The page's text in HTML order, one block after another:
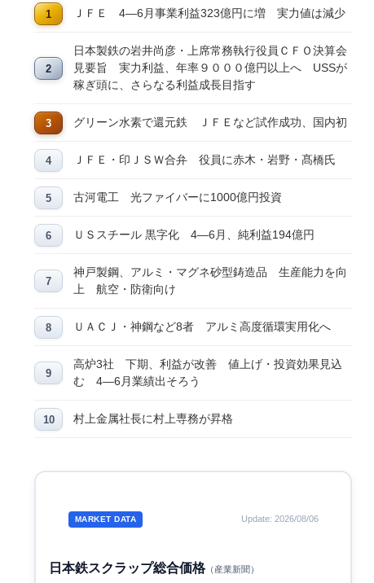
ＪＦＥ 4―6月事業利益323億円に増 実力値は減少
日本製鉄の岩井尚彦・上席常務執行役員ＣＦＯ決算会
見要旨 実力利益、年率９０００億円以上へ USSが
稼ぎ頭に、さらなる利益成長目指す
グリーン水素で還元鉄 ＪＦＥなど試作成功、国内初
ＪＦＥ・印ＪＳＷ合弁 役員に赤木・岩野・髙橋氏
古河電工 光ファイバーに1000億円投資
ＵＳスチール 黒字化 4―6月、純利益194億円
神戸製鋼、アルミ・マグネ砂型鋳造品 生産能力を向
上 航空・防衛向け
ＵＡＣＪ・神鋼など8者 アルミ高度循環実用化へ
高炉3社 下期、利益が改善 値上げ・投資効果見込
む 4―6月業績出そろう
村上金属社長に村上専務が昇格
MARKET DATA Update: 2026/08/06
日本鉄スクラップ総合価格（産業新聞）